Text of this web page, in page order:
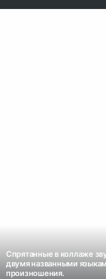
Спрятанные в коллаже
двумя названными
произношения.